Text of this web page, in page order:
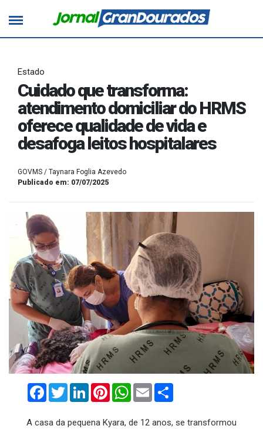
Estado
Cuidado que transforma:
atendimento domiciliar do HRMS
oferece qualidade de vida e
desafoga leitos hospitalares
GOVMS / Taynara Foglia Azevedo
Publicado em: 07/07/2025
FacebookTwitterLinkedInPinterestWhatsApp
Email
A casa da pequena Kyara, de 12 anos, se transformou